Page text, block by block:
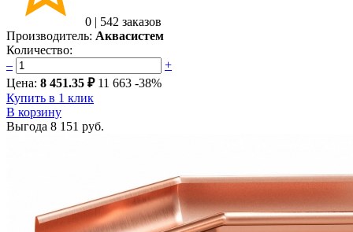
0 | 542 заказов
Производитель: Аквасистем
Количество:
–
+
Цена: 8 451.35 ₽ 11 663 -38%
Купить в 1 клик
В корзину
Выгода 8 151 руб.